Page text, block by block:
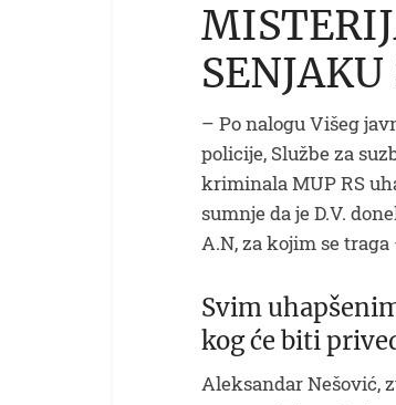
SENJAKU
– Po nalogu Višeg
policije, Službe za
kriminala MUP RS
sumnje da je D.V.
A.N, za kojim se traga
Svim
kog će biti
Aleksandar Nešović,